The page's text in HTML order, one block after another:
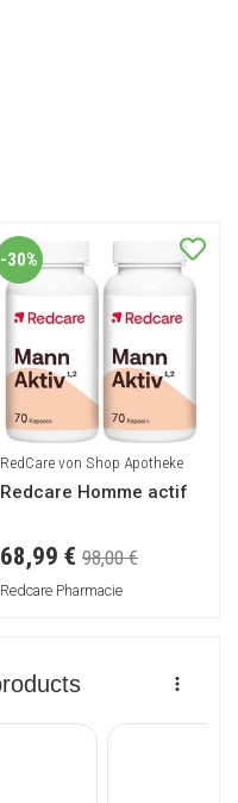
-30%
RedCare von Shop Apotheke
Redcare Homme actif
68,99 € 98,00 €
Redcare Pharmacie